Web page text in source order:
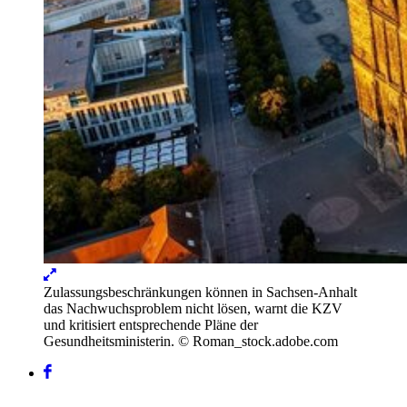
Lightbox
öffnen
Zulassungsbeschränkungen können in Sachsen-Anhalt
das Nachwuchsproblem nicht lösen, warnt die KZV
und kritisiert entsprechende Pläne der
Gesundheitsministerin. © Roman_stock.adobe.com